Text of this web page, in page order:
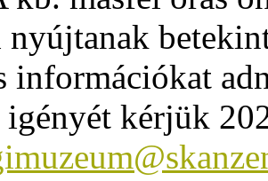
nyújtanak
információkat
igényét kérjük